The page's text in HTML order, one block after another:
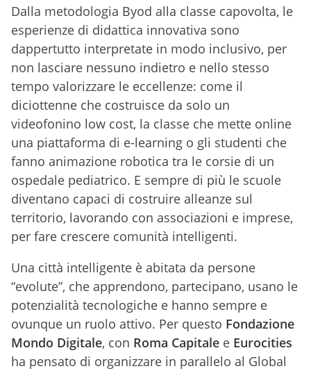
Dalla metodologia Byod alla classe capovolta, le
esperienze di didattica innovativa sono
dappertutto interpretate in modo inclusivo, per
non lasciare nessuno indietro e nello stesso
tempo valorizzare le eccellenze: come il
diciottenne che costruisce da solo un
videofonino low cost, la classe che mette online
una piattaforma di e-learning o gli studenti che
fanno animazione robotica tra le corsie di un
ospedale pediatrico. E sempre di più le scuole
diventano capaci di costruire alleanze sul
territorio, lavorando con associazioni e imprese,
per fare crescere comunità intelligenti.
Una città intelligente è abitata da persone
“evolute”, che apprendono, partecipano, usano le
potenzialità tecnologiche e hanno sempre e
ovunque un ruolo attivo. Per questo Fondazione
Mondo Digitale, con Roma Capitale e Eurocities
ha pensato di organizzare in parallelo al Global